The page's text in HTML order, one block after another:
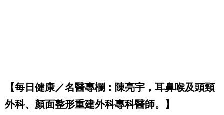
【每日健康／名醫專欄：陳亮宇，耳鼻喉及頭頸
外科、顏面整形重建外科專科醫師。】